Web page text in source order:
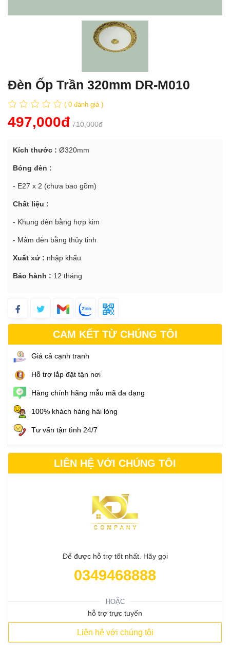
Đèn Ốp Trần 320mm DR-M010
( 0 đánh giá )
497,000đ 710,000đ
Kích thước : Ø320mm
Bóng đèn :
- E27 x 2 (chưa bao gồm)
Chất liệu :
- Khung đèn bằng hợp kim
- Mâm đèn bằng thủy tinh
Xuất xứ : nhập khẩu
Bảo hành : 12 tháng
CAM KẾT TỪ CHÚNG TÔI
Giá cả cạnh tranh
Hỗ trợ lắp đặt tận nơi
Hàng chính hãng mẫu mã đa dạng
100% khách hàng hài lòng
Tư vấn tận tình 24/7
LIÊN HỆ VỚI CHÚNG TÔI
Để được hỗ trợ tốt nhất. Hãy gọi
0349468888
HOẶC
hỗ trợ trực tuyến
Liên hệ với chúng tôi